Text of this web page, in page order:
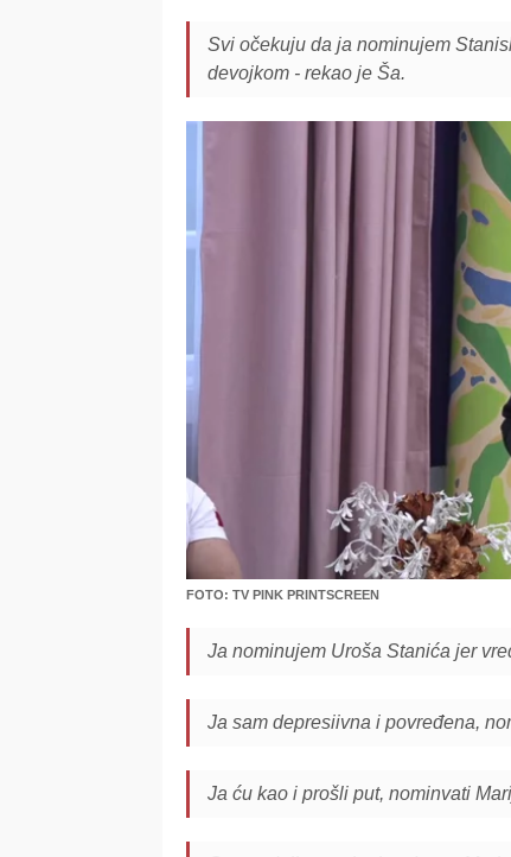
Svi očekuju da ja nominujem
devojkom - rekao je Ša.
FOTO: TV PINK PRINTSCREEN
Ja nominujem Uroša Stanića jer
Ja sam depresiivna i povređena,
Ja ću kao i prošli put, nominvati